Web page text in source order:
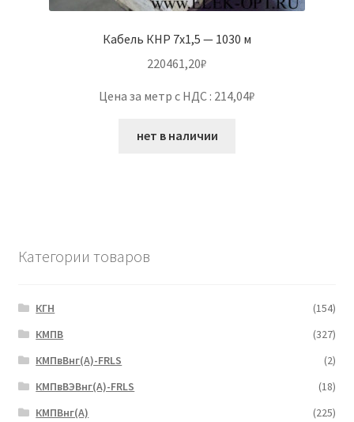
Кабель КНР 7х1,5 — 1030 м
220461,20₽
Цена за метр с НДС : 214,04₽
нет в наличии
Категории товаров
КГН
(154)
КМПВ
(327)
КМПвВнг(А)-FRLS
(2)
КМПвВЭВнг(А)-FRLS
(18)
КМПВнг(А)
(225)